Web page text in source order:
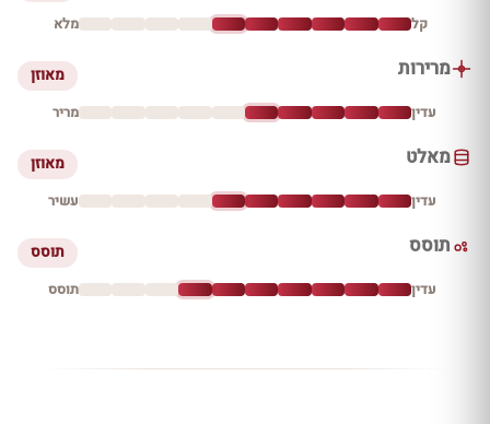
קל מלא
מרירות מאוזן
עדין מריר
מאלט מאוזן
עדין עשיר
תוסס תוסס
עדין תוסס